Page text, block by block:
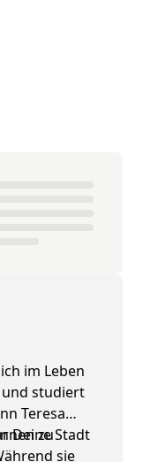
im Leben
und studiert
Teresa
zu
sie
Deine Stadt